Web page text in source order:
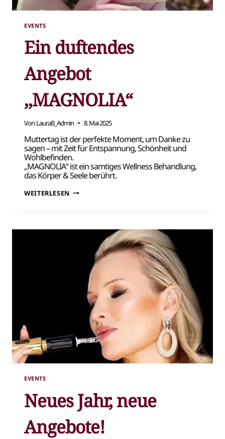
EVENTS
Ein duftendes
Angebot
,,MAGNOLIA“
Von LauraB_Admin 8. Mai 2025
Muttertag ist der perfekte Moment, um Danke zu
sagen – mit Zeit für Entspannung, Schönheit und
Wohlbefinden.
,,MAGNOLIA“ ist ein samtiges Wellness Behandlung,
das Körper & Seele berührt.
WEITERLESEN EIN
EVENTS
Neues Jahr, neue
Angebote!